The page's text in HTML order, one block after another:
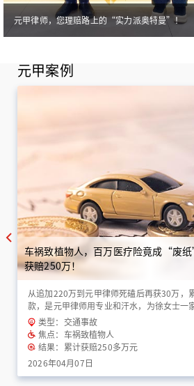
元甲律师，您理赔路上的“实力派奥特曼”！
元甲案例
车祸致植物人，百万医疗险竟成“废
获赔250万！
从追加220万到元甲律师死磕后再获30万，
款，是元甲律师用专业和汗水，为徐女士
金”！
类型：交通事故
焦点：车祸致植物人
结果：累计获赔250多万元
2026年04月07日